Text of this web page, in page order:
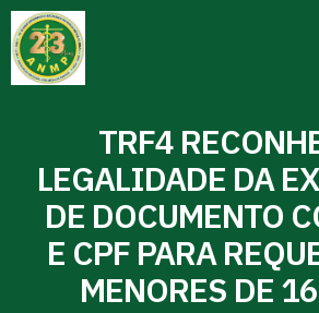
TRF4
LEGALIDADE DA
DE DOCUMENTO
E CPF PARA
MENORES DE